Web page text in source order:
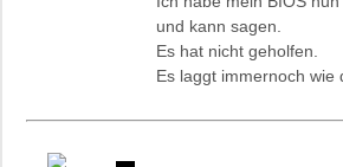
und kann sagen.
Es hat nicht geholfen.
Es laggt immernoch wie